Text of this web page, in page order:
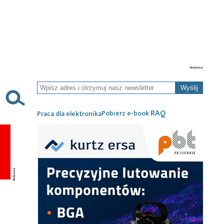
Wyślij
Praca dla elektronikaPobierz e-bookRAQ